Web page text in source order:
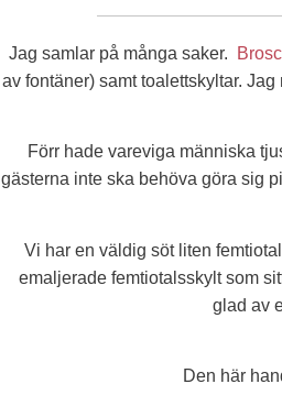
Jag samlar på många saker.
av fontäner) samt toalettskyltar.
Förr hade vareviga människa
gästerna inte ska behöva göra sig
Vi har en väldig söt liten
emaljerade femtiotalsskylt som
glad av
Den här